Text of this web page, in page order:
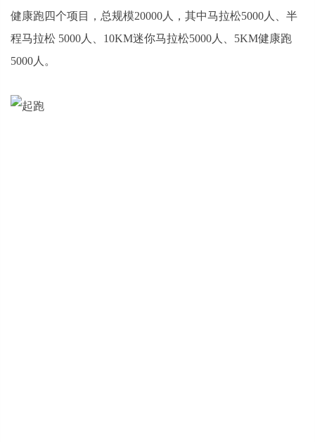
健康跑四个项目，总规模20000人，其中马拉松5000人、半
程马拉松 5000人、10KM迷你马拉松5000人、5KM健康跑
5000人。